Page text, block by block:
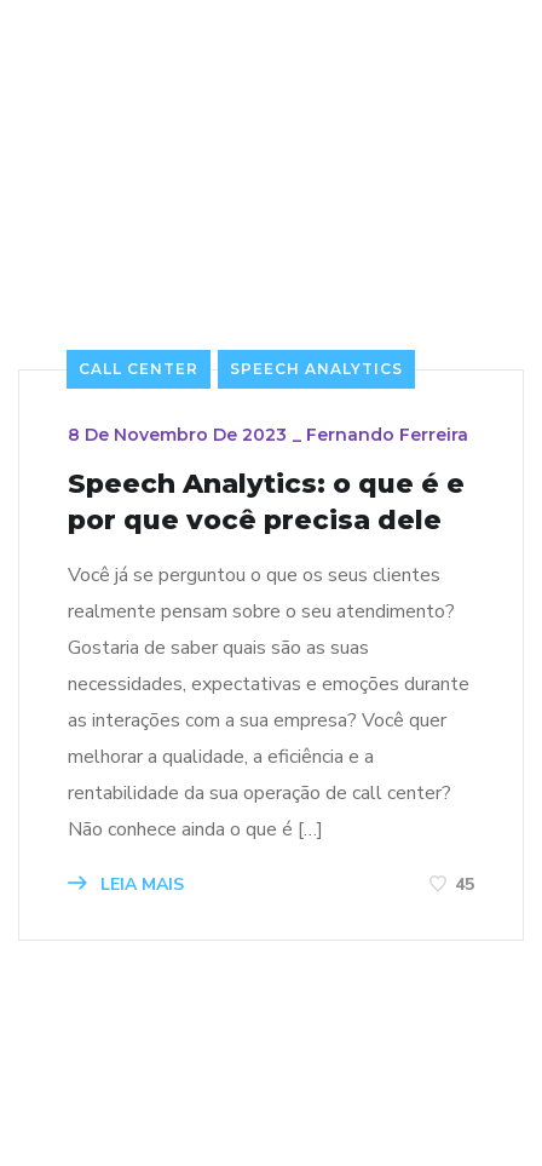
CALL CENTER SPEECH ANALYTICS
8 De Novembro De 2023 _ Fernando Ferreira
Speech Analytics: o que é e
por que você precisa dele
Você já se perguntou o que os seus clientes
realmente pensam sobre o seu atendimento?
Gostaria de saber quais são as suas
necessidades, expectativas e emoções durante
as interações com a sua empresa? Você quer
melhorar a qualidade, a eficiência e a
rentabilidade da sua operação de call center?
Não conhece ainda o que é […]
LEIA MAIS 45